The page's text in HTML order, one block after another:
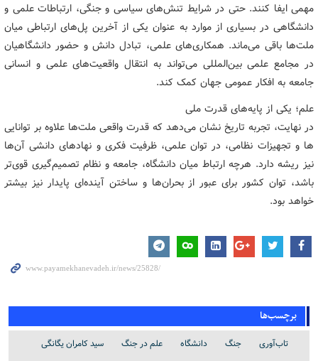
مهمی ایفا کنند. حتی در شرایط تنش‌های سیاسی و جنگی، ارتباطات علمی و
دانشگاهی در بسیاری از موارد به عنوان یکی از آخرین پل‌های ارتباطی میان
ملت‌ها باقی می‌ماند. همکاری‌های علمی، تبادل دانش و حضور دانشگاهیان
در مجامع علمی بین‌المللی می‌تواند به انتقال واقعیت‌های علمی و انسانی
جامعه به افکار عمومی جهان کمک کند.
علم؛ یکی از پایه‌های قدرت ملی
در نهایت، تجربه تاریخ نشان می‌دهد که قدرت واقعی ملت‌ها علاوه بر توانایی
ها و تجهیزات نظامی، در توان علمی، ظرفیت فکری و نهادهای دانشی آن‌ها
نیز ریشه دارد. هرچه ارتباط میان دانشگاه، جامعه و نظام تصمیم‌گیری قوی‌تر
باشد، توان کشور برای عبور از بحران‌ها و ساختن آینده‌ای پایدار نیز بیشتر
خواهد بود.
برچسب‌ها
تاب‌آوری جنگ دانشگاه علم در جنگ سید کامران یگانگی